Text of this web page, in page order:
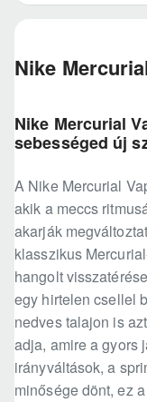
Nike
Nike Mercurial
sebességed új
A Nike Mercurial
akik a meccs
akarják
klasszikus
hangolt
egy hirtelen csellel
nedves talajon is
adja, amire a gyors
irányváltások, a
minősége dönt, ez